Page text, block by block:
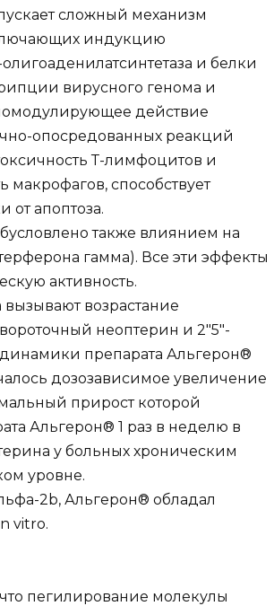
сложный механизм
индукцию
и белки
вирусного генома и
действие
опосредованных реакций
Т-лимфоцитов и
макрофагов, способствует
апоптоза.
также влиянием на
гамма). Все эти эффекты
активность.
возрастание
неоптерин и 2″5″-
препарата Альгерон®
дозозависимое увеличение
прирост которой
Альгерон® 1 раз в неделю в
у больных хроническим
уровне.
2b, Альгерон® обладал
vitro.
пегилирование молекулы